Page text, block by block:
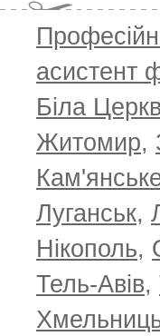
асистент
Біла
Житомир,
Луганськ,
Нікополь,
Тель-Авів,